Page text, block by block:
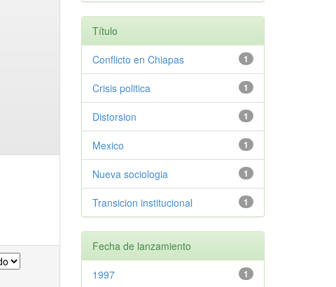
Título
1
Conflicto en Chiapas
1
Crisis politica
1
Distorsion
1
Mexico
1
Nueva sociologia
1
Transicion institucional
Fecha de lanzamiento
1
1997